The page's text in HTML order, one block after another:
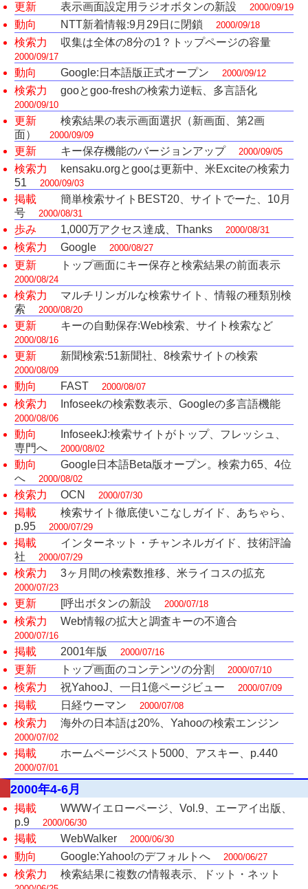
更新 表示画面設定用ラジオボタンの新設 2000/09/19
動向 NTT新着情報:9月29日に閉鎖 2000/09/18
検索力 収集は全体の8分の1？トップページの容量
2000/09/17
動向 Google:日本語版正式オープン 2000/09/12
検索力 gooとgoo-freshの検索力逆転、多言語化
2000/09/10
更新
検索結果の表示画面選択（新画面、第2画
面）
2000/09/09
更新 キー保存機能のバージョンアップ 2000/09/05
検索力
kensaku.orgとgooは更新中、米Exciteの検索力
51
2000/09/03
掲載
簡単検索サイトBEST20、サイトでーた、10月
号
2000/08/31
歩み 1,000万アクセス達成、Thanks 2000/08/31
検索力 Google 2000/08/27
更新 トップ画面にキー保存と検索結果の前面表示
2000/08/24
検索力
マルチリンガルな検索サイト、情報の種類別検
索
2000/08/20
更新 キーの自動保存:Web検索、サイト検索など
2000/08/16
更新 新聞検索:51新聞社、8検索サイトの検索
2000/08/09
動向 FAST 2000/08/07
検索力 Infoseekの検索数表示、Googleの多言語機能
2000/08/06
動向
InfoseekJ:検索サイトがトップ、フレッシュ、
専門へ
2000/08/02
動向
Google日本語Beta版オープン。検索力65、4位
へ
2000/08/02
検索力 OCN 2000/07/30
掲載
検索サイト徹底使いこなしガイド、あちゃら、
p.95
2000/07/29
掲載
インターネット・チャンネルガイド、技術評論
社
2000/07/29
検索力 3ヶ月間の検索数推移、米ライコスの拡充
2000/07/23
更新 [呼出ボタンの新設 2000/07/18
検索力 Web情報の拡大と調査キーの不適合
2000/07/16
掲載 2001年版 2000/07/16
更新 トップ画面のコンテンツの分割 2000/07/10
検索力 祝YahooJ、一日1億ページビュー 2000/07/09
掲載 日経ウーマン 2000/07/08
検索力 海外の日本語は20%、Yahooの検索エンジン
2000/07/02
掲載 ホームページベスト5000、アスキー、p.440
2000/07/01
2000年4-6月
掲載
WWWイエローページ、Vol.9、エーアイ出版、
p.9
2000/06/30
掲載 WebWalker 2000/06/30
動向 Google:Yahoo!のデフォルトへ 2000/06/27
検索力 検索結果に複数の情報表示、ドット・ネット